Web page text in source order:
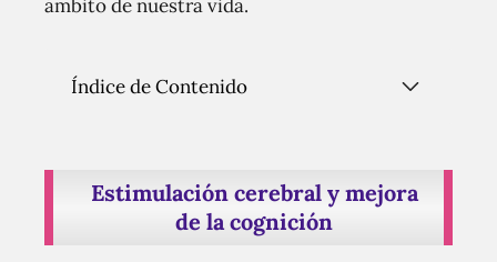
ámbito de nuestra vida.
Índice de Contenido
Estimulación cerebral y mejora
de la cognición